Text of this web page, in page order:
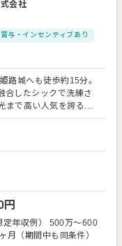
会社
賞与・インセンティブあり
路城へも徒歩約15分。
合したシックで洗練さ
まで高い人気を誇る都
ントレ姫路です。今
ッチンスタッフとし
しての調理業務全般。
理業務をお願いしま
会、会社の各種パーテ
ご利用いただいてい
常に好調です。華やか
二人のストーリーを
円
定年収例） 500万～600
月（期間中も同条件）